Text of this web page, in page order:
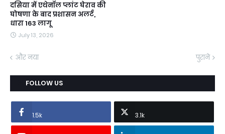
दसिया में एथेनॉल प्लांट घेराव की
घोषणा के बाद प्रशासन अलर्ट,
धारा 163 लागू
July 13, 2026
और नया पुराने
FOLLOW US
1.5k 3.1k